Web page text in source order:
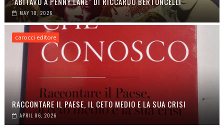
MAY 10, 2026
carocci editore
RACCONTARE IL PAESE, IL CETO MEDIO E LA SUA CRISI
APRIL 06, 2026